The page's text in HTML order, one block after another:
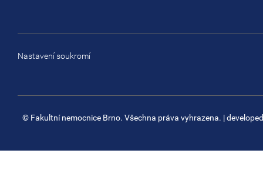
Nastavení soukromí
© Fakultní nemocnice Brno. Všechna práva vyhrazena. |